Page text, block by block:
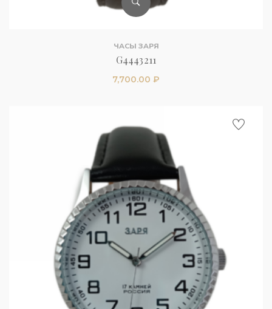
ЧАСЫ ЗАРЯ
G4443211
7,700.00 ₽